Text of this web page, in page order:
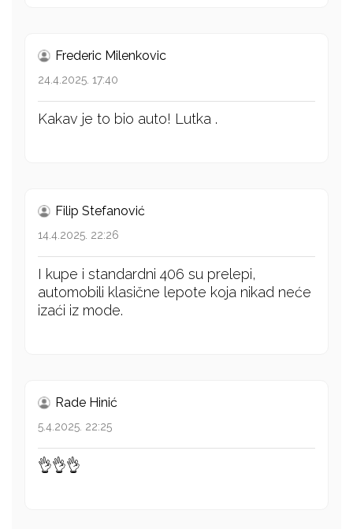
Frederic Milenkovic
24.4.2025. 17:40
Kakav je to bio auto! Lutka .
Filip Stefanović
14.4.2025. 22:26
I kupe i standardni 406 su prelepi,
automobili klasične lepote koja nikad neće
izaći iz mode.
Rade Hinić
5.4.2025. 22:25
👌👌👌